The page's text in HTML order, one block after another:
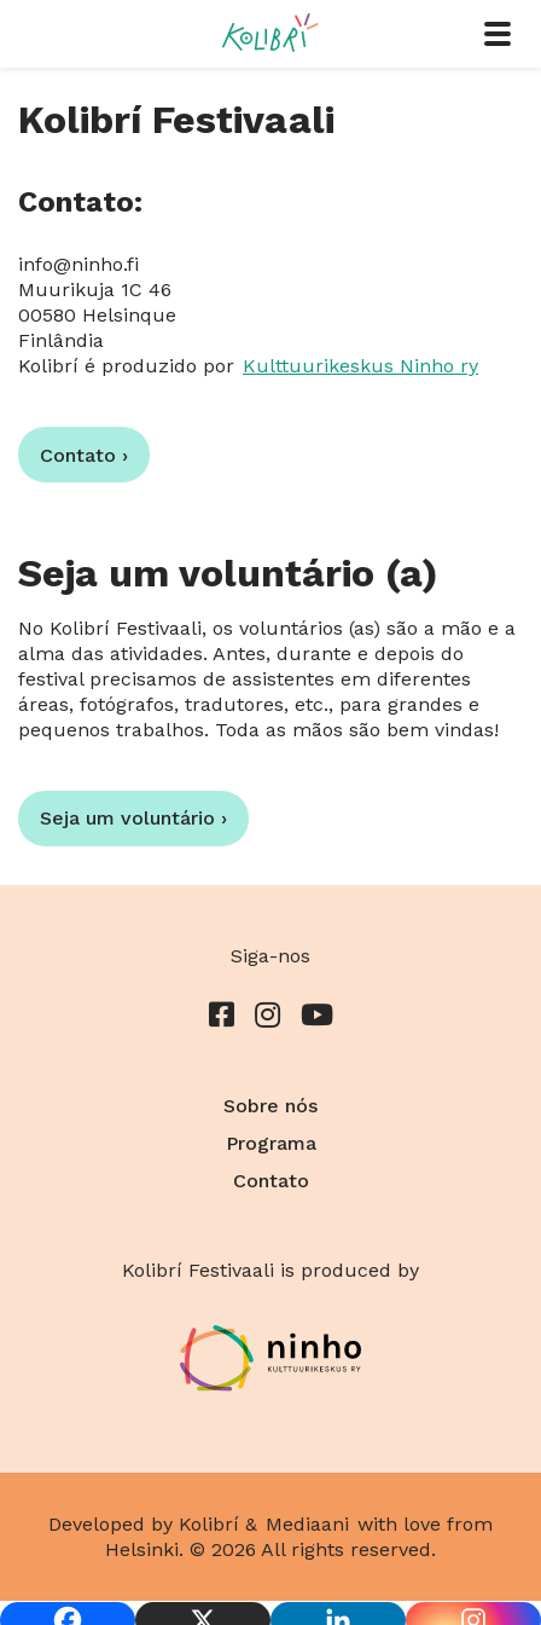
Kolibrí Festivaali
Contato:
info@ninho.fi
Muurikuja 1C 46
00580 Helsinque
Finlândia
Kolibrí é produzido por Kulttuurikeskus Ninho ry
Contato ›
Seja um voluntário (a)
No Kolibrí Festivaali, os voluntários (as) são a mão e a
alma das atividades. Antes, durante e depois do
festival precisamos de assistentes em diferentes
áreas, fotógrafos, tradutores, etc., para grandes e
pequenos trabalhos. Toda as mãos são bem vindas!
Seja um voluntário ›
Siga-nos
Sobre nós
Programa
Contato
Kolibrí Festivaali is produced by
Developed by Kolibrí & Mediaani with love from
Helsinki. © 2026 All rights reserved.